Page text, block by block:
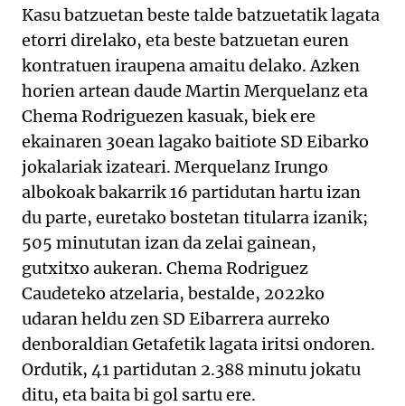
Kasu batzuetan beste talde batzuetatik lagata
etorri direlako, eta beste batzuetan euren
kontratuen iraupena amaitu delako. Azken
horien artean daude Martin Merquelanz eta
Chema Rodriguezen kasuak, biek ere
ekainaren 30ean lagako baitiote SD Eibarko
jokalariak izateari. Merquelanz Irungo
albokoak bakarrik 16 partidutan hartu izan
du parte, euretako bostetan titularra izanik;
505 minututan izan da zelai gainean,
gutxitxo aukeran. Chema Rodriguez
Caudeteko atzelaria, bestalde, 2022ko
udaran heldu zen SD Eibarrera aurreko
denboraldian Getafetik lagata iritsi ondoren.
Ordutik, 41 partidutan 2.388 minutu jokatu
ditu, eta baita bi gol sartu ere.